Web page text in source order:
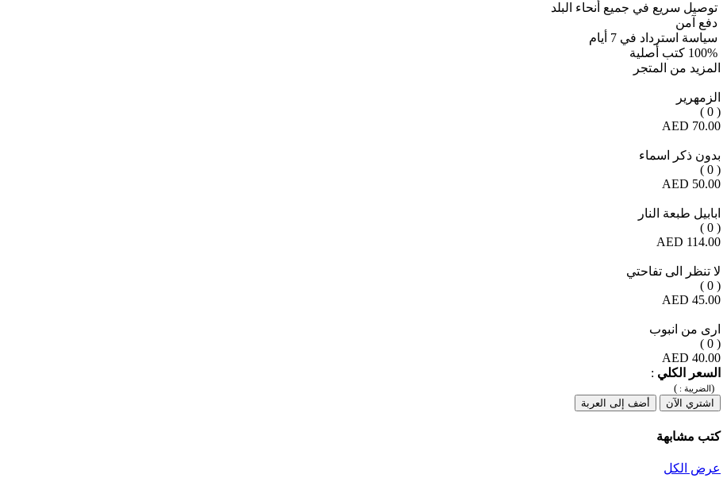
توصيل سريع في جميع أنحاء البلد
دفع آمن
سياسة استرداد في 7 أيام
100% كتب أصلية
المزيد من المتجر
الزمهرير
( 0 )
70.00 AED
بدون ذكر اسماء
( 0 )
50.00 AED
ابابيل طبعة النار
( 0 )
114.00 AED
لا تنظر الى تفاحتي
( 0 )
45.00 AED
ارى من انبوب
( 0 )
40.00 AED
السعر الكلي :
( الضريبة : )
اشتري الآن
أضف إلى العربة
كتب مشابهة
عرض الكل